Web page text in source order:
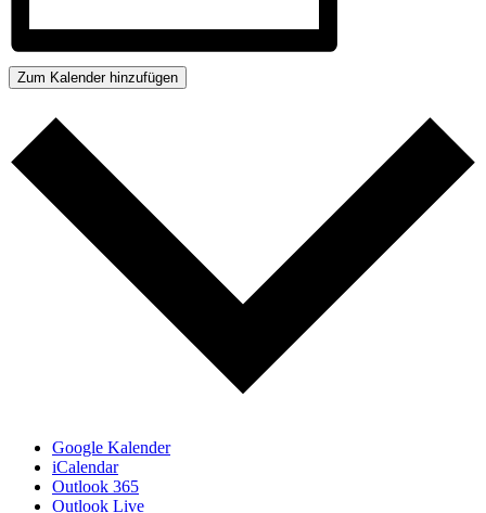
Zum Kalender hinzufügen
Google Kalender
iCalendar
Outlook 365
Outlook Live